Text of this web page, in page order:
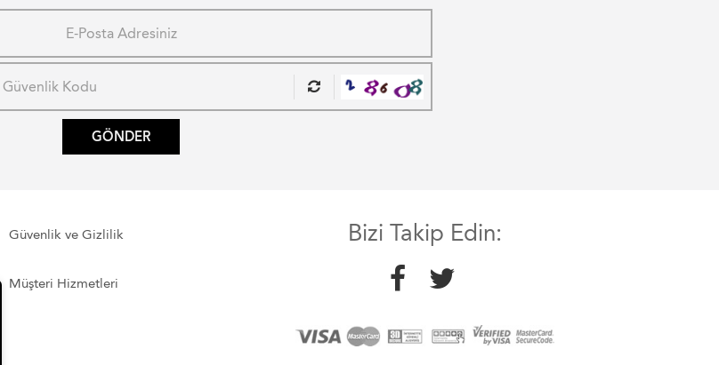
GÖNDER
Güvenlik ve Gizlilik
Müşteri Hizmetleri
Bizi Takip Edin: